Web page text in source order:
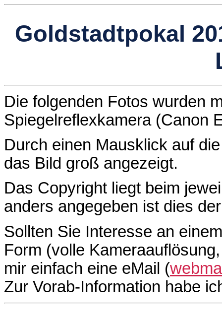
Goldstadtpokal
Die folgenden Fotos wurden
Spiegelreflexkamera (Canon
Durch einen Mausklick auf
das Bild groß angezeigt.
Das Copyright liegt beim
anders angegeben ist dies
Sollten Sie Interesse an
Form (volle
mir einfach eine eMail (
Zur Vorab-Information habe